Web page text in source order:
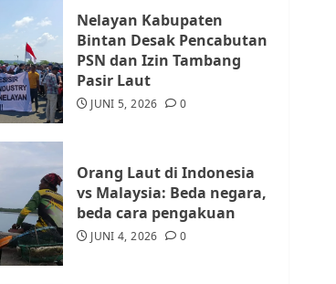
Warga Rempang Ajukan
Audiensi dengan Wali
Kota Batam, Soroti
Aktivitas yang Resahkan
Warga
Tim Advokasi Desak BP
Batam Berhenti
Merampas Tanah Warga
Rempang
Nelayan Kabupaten
Bintan Desak Pencabutan
PSN dan Izin Tambang
Pasir Laut
JUNI 5, 2026 0
Orang Laut di Indonesia
vs Malaysia: Beda negara,
beda cara pengakuan
JUNI 4, 2026 0